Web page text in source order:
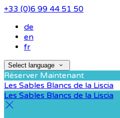
+33 (0)6 99 44 51 50
de
en
fr
Select language
Réserver Maintenant
Les Sables Blancs de la Liscia
Les Sables Blancs de la Liscia